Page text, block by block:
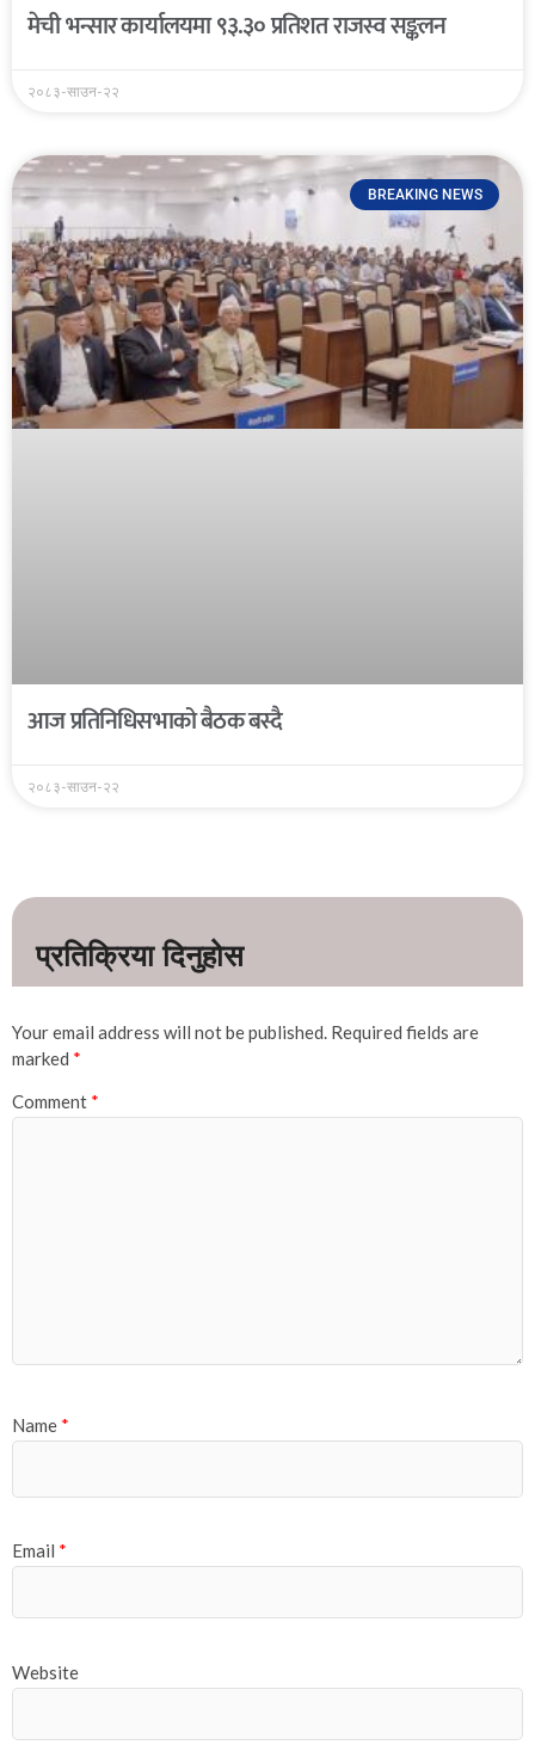
मेची भन्सार कार्यालयमा ९३.३० प्रतिशत राजस्व सङ्कलन
२०८३-साउन-२२
BREAKING NEWS
आज प्रतिनिधिसभाको बैठक बस्दै
२०८३-साउन-२२
Your email address will not be published. Required fields are
marked *
Comment *
Name *
Email *
Website